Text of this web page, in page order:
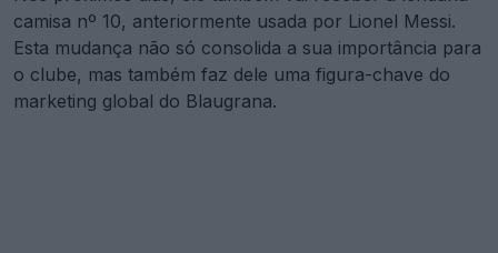
camisa nº 10, anteriormente usada por Lionel Messi.
Esta mudança não só consolida a sua importância para
o clube, mas também faz dele uma figura-chave do
marketing global do Blaugrana.